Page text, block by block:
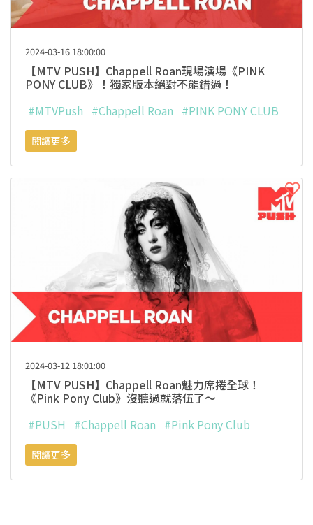
2024-03-16 18:00:00
【MTV PUSH】Chappell Roan現場演場《PINK
PONY CLUB》！獨家版本絕對不能錯過！
#MTVPush #Chappell Roan #PINK PONY CLUB
閱讀更多
2024-03-12 18:01:00
【MTV PUSH】Chappell Roan魅力席捲全球！
《Pink Pony Club》沒聽過就落伍了～
#PUSH
#Chappell Roan #Pink Pony Club
閱讀更多